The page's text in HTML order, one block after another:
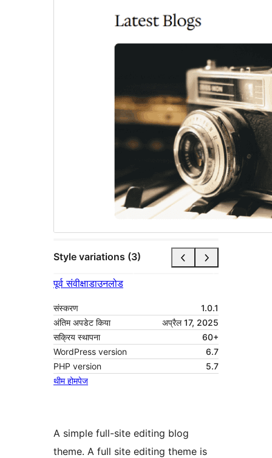
Style variations (3)
पूर्व संवीक्षाडाउनलोड
संस्करण
1.0.1
अंतिम अपडेट किया
अप्रैल 17, 2025
सक्रिय स्थापना
60+
WordPress version
6.7
PHP version
5.7
थीम होमपेज
A simple full-site editing blog
theme. A full site editing theme is